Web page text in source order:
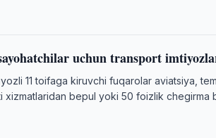
uchun transport
11 toifaga kiruvchi fuqarolar aviatsiya,
xizmatlaridan bepul yoki 50 foizlik chegirma